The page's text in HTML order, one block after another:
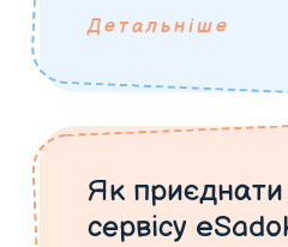
Детальніше
Як
сервісу